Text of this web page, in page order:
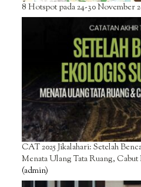
8 Hotspot pada 24-30 November
CAT 2025 Jikalahari: Setelah
Menata Ulang Tata Ruang,
(admin)